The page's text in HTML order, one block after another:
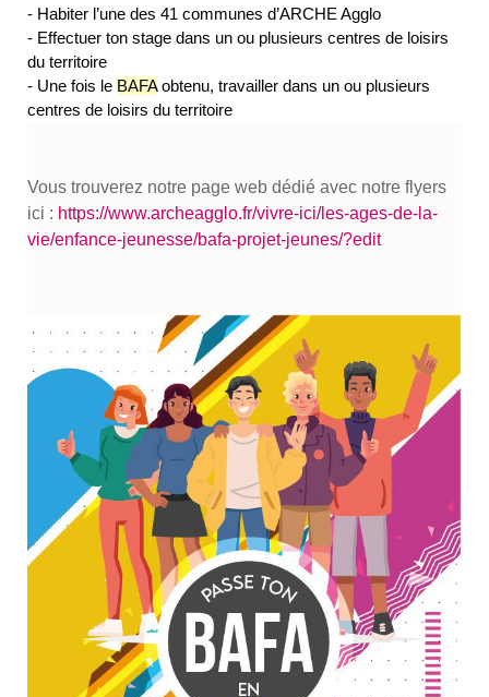
- Habiter l’une des 41 communes d’ARCHE Agglo
- Effectuer ton stage dans un ou plusieurs centres de loisirs
du territoire
- Une fois le BAFAobtenu, travailler dans un ou plusieurs
centres de loisirs du territoire
Vous trouverez notre page web dédié avec notre flyers
ici : https://www.archeagglo.fr/vivre-ici/les-ages-de-la-
vie/enfance-jeunesse/bafa-projet-jeunes/?edit